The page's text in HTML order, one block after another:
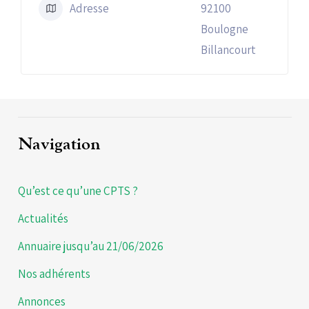
Adresse
92100
Boulogne
Billancourt
Navigation
Qu’est ce qu’une CPTS ?
Actualités
Annuaire jusqu’au 21/06/2026
Nos adhérents
Annonces